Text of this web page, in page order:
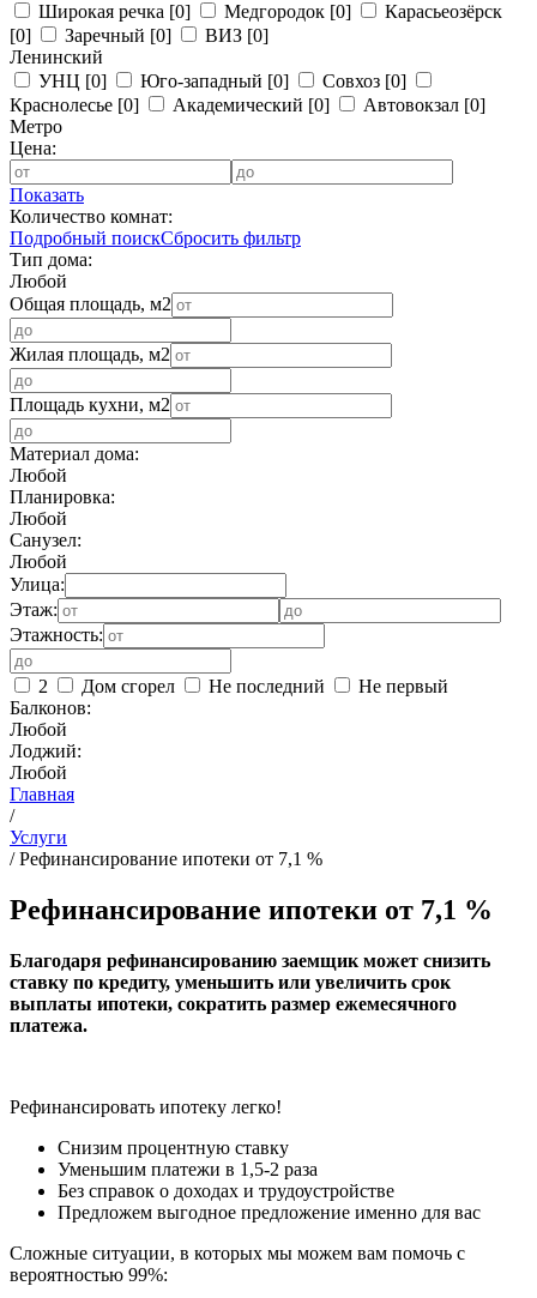
Широкая речка [0] Медгородок [0]
Карасьеозёрск
[0]
Заречный [0] ВИЗ [0]
Ленинский
УНЦ [0] Юго-западный [0] Совхоз [0]
Краснолесье [0] Академический [0] Автовокзал [0]
Метро
Цена:
Показать
Количество комнат:
Подробный поискСбросить фильтр
Тип дома:
Любой
Общая площадь, м2
Жилая площадь, м2
Площадь кухни, м2
Материал дома:
Любой
Планировка:
Любой
Санузел:
Любой
Улица:
Этаж:
Этажность:
2 Дом сгорел Не последний
Не первый
Балконов:
Любой
Лоджий:
Любой
Главная
/
Услуги
/Рефинансирование ипотеки от 7,1 %
Рефинансирование ипотеки от 7,1 %
Благодаря рефинансированию заемщик может снизить
ставку по кредиту, уменьшить или увеличить срок
выплаты ипотеки, сократить размер ежемесячного
платежа.
Рефинансировать ипотеку легко!
Снизим процентную ставку
Уменьшим платежи в 1,5-2 раза
Без справок о доходах и трудоустройстве
Предложем выгодное предложение именно для вас
Сложные ситуации, в которых мы можем вам помочь с
вероятностью 99%: